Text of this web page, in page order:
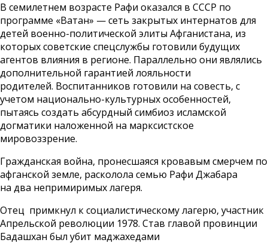
В семилетнем возрасте Рафи оказался в СССР по
программе «Ватан» — сеть закрытых интернатов для
детей военно-политической элиты Афганистана, из
которых советские спецслужбы готовили будущих
агентов влияния в регионе. Параллельно они являлись
дополнительной гарантией лояльности
родителей. Воспитанников готовили на совесть, с
учетом национально-культурных особенностей,
пытаясь создать абсурдный симбиоз исламской
догматики наложенной на марксистское
мировоззрение.
Гражданская война, пронесшаяся кровавым смерчем по
афганской земле, расколола семью Рафи Джабара
на два непримиримых лагеря.
Отец примкнул к социалистическому лагерю, участник
Апрельской революции 1978. Став главой провинции
Бадашхан был убит маджахедами